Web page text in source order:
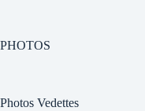
PHOTOS
Photos Vedettes